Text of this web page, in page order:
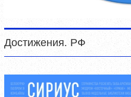
Достижения. РФ